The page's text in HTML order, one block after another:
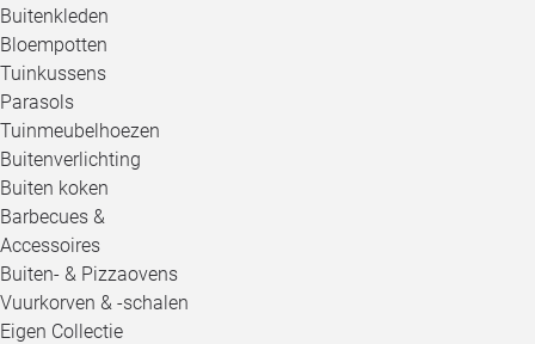
Buitenkleden
Bloempotten
Tuinkussens
Parasols
Tuinmeubelhoezen
Buitenverlichting
Buiten koken
Barbecues &
Accessoires
Buiten- & Pizzaovens
Vuurkorven & -schalen
Eigen Collectie